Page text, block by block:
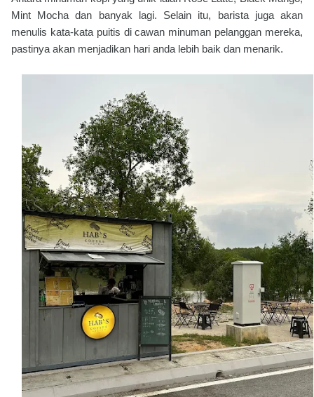
Mint Mocha dan banyak lagi. Selain itu, barista juga akan
menulis kata-kata puitis di cawan minuman pelanggan mereka,
pastinya akan menjadikan hari anda lebih baik dan menarik.